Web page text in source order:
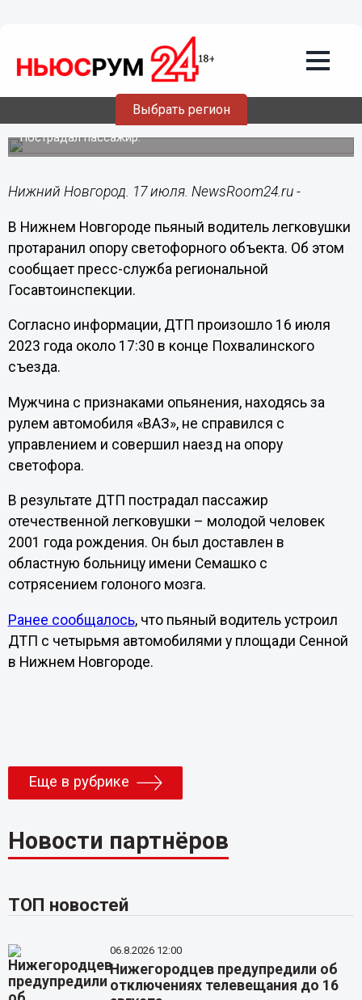
Выбрать регион
Пьяный водитель протаранил
светофор на Похвалинском съезде в
Нижнем Новгороде
Пострадал пассажир.
Нижний Новгород. 17 июля. NewsRoom24.ru -
В Нижнем Новгороде пьяный водитель легковушки
протаранил опору светофорного объекта. Об этом
сообщает пресс-служба региональной
Госавтоинспекции.
Согласно информации, ДТП произошло 16 июля
2023 года около 17:30 в конце Похвалинского
съезда.
Мужчина с признаками опьянения, находясь за
рулем автомобиля «ВАЗ», не справился с
управлением и совершил наезд на опору
светофора.
В результате ДТП пострадал пассажир
отечественной легковушки – молодой человек
2001 года рождения. Он был доставлен в
областную больницу имени Семашко с
сотрясением голоного мозга.
Ранее сообщалось, что пьяный водитель устроил
ДТП с четырьмя автомобилями у площади Сенной
в Нижнем Новгороде.
Еще в рубрике
Новости партнёров
ТОП новостей
06.8.2026 12:00
Нижегородцев предупредили об
отключениях телевещания до 16